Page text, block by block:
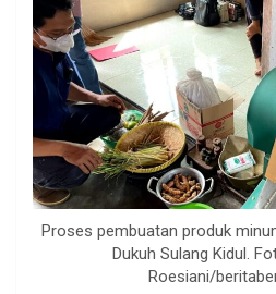
Proses pembuatan produk
Dukuh Sulang Kidul.
Roesiani/